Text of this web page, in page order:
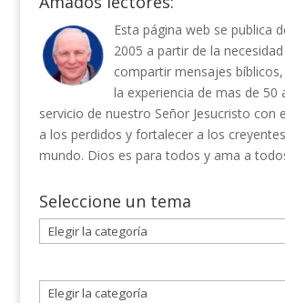
Esta página web se publica
2005 a partir de la
compartir mensajes
la experiencia de mas de 50
servicio de nuestro Señor Jesucristo con
a los perdidos y fortalecer a los
mundo. Dios es para todos y ama a
Seleccione un tema
Seleccione
un